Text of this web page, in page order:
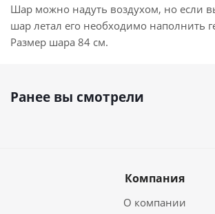
Шар можно надуть воздухом, но если
шар летал его необходимо наполнить
Размер шара 84 см.
Ранее вы смотрели
Компания
О компании